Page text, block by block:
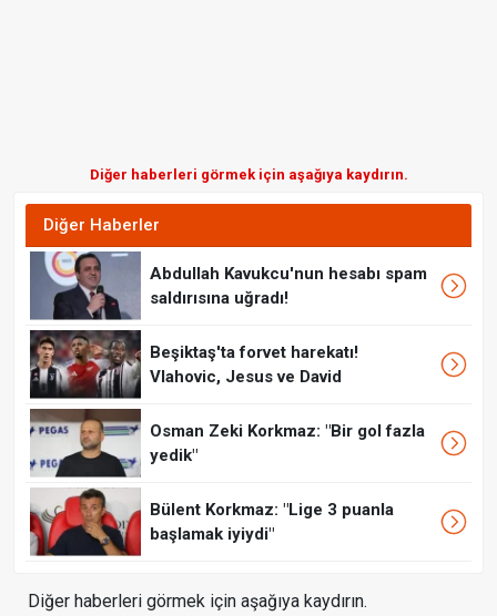
Diğer haberleri görmek için aşağıya kaydırın.
Diğer Haberler
Abdullah Kavukcu'nun hesabı spam
saldırısına uğradı!
Beşiktaş'ta forvet harekatı!
Vlahovic, Jesus ve David
Osman Zeki Korkmaz: "Bir gol fazla
yedik"
Bülent Korkmaz: "Lige 3 puanla
başlamak iyiydi"
Diğer haberleri görmek için aşağıya kaydırın.